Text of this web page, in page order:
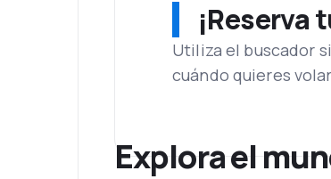
¡Reserva
Utiliza el buscador
cuándo quieres
Explora el